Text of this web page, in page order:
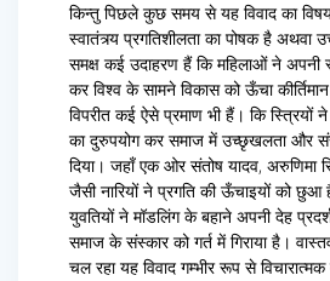
किन्तु पिछले कुछ समय से यह विवाद का
स्वातंत्र्य प्रगतिशीलता का पोषक है अथवा
समक्ष कई उदाहरण हैं कि महिलाओं ने अपनी
कर विश्व के सामने विकास को ऊँचा
विपरीत कई ऐसे प्रमाण भी हैं। कि स्त्रियों
का दुरुपयोग कर समाज में उच्छृखलता और
दिया। जहाँ एक ओर संतोष यादव, अरुणिमा
जैसी नारियों ने प्रगति की ऊँचाइयों को
युवतियों ने मॉडलिंग के बहाने अपनी देह
समाज के संस्कार को गर्त में गिराया है।
चल रहा यह विवाद गम्भीर रूप से